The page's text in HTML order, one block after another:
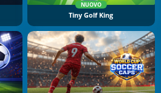
NUOVO
Tiny Golf King